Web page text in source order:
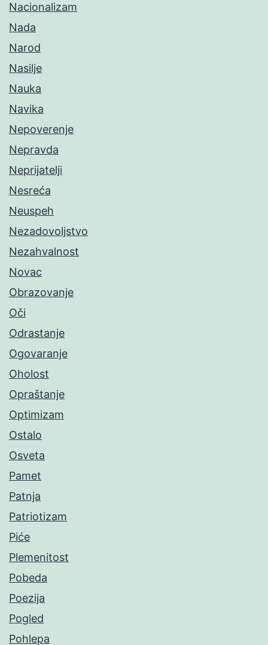
Nacionalizam
Nada
Narod
Nasilje
Nauka
Navika
Nepoverenje
Nepravda
Neprijatelji
Nesreća
Neuspeh
Nezadovoljstvo
Nezahvalnost
Novac
Obrazovanje
Oči
Odrastanje
Ogovaranje
Oholost
Opraštanje
Optimizam
Ostalo
Osveta
Pamet
Patnja
Patriotizam
Piće
Plemenitost
Pobeda
Poezija
Pogled
Pohlepa